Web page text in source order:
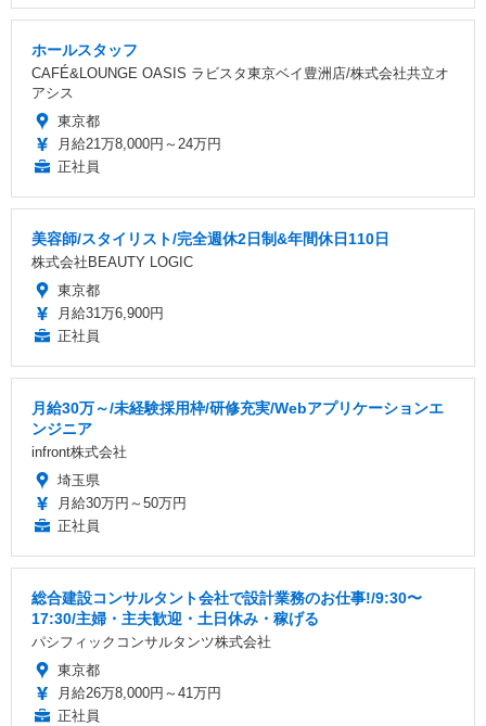
ホールスタッフ
CAFÉ&LOUNGE OASIS ラビスタ東京ベイ豊洲店/株式会社共立オ
アシス
東京都
月給21万8,000円～24万円
正社員
美容師/スタイリスト/完全週休2日制&年間休日110日
株式会社BEAUTY LOGIC
東京都
月給31万6,900円
正社員
月給30万～/未経験採用枠/研修充実/Webアプリケーションエ
ンジニア
infront株式会社
埼玉県
月給30万円～50万円
正社員
総合建設コンサルタント会社で設計業務のお仕事!/9:30〜
17:30/主婦・主夫歓迎・土日休み・稼げる
パシフィックコンサルタンツ株式会社
東京都
月給26万8,000円～41万円
正社員